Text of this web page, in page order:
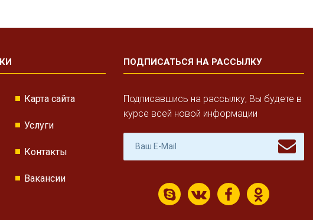
Карта сайта
Услуги
Контакты
Вакансии
ПОДПИСАТЬСЯ НА РАССЫЛКУ
Подписавшись на рассылку, Вы будете в
курсе всей новой информации